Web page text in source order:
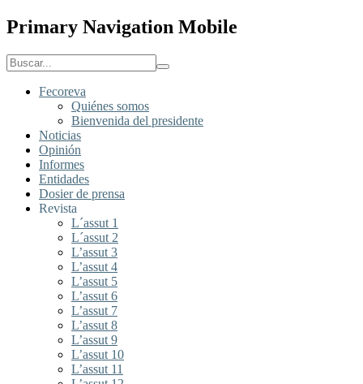
Primary Navigation Mobile
Fecoreva
Quiénes somos
Bienvenida del presidente
Noticias
Opinión
Informes
Entidades
Dosier de prensa
Revista
L´assut 1
L´assut 2
L’assut 3
L’assut 4
L’assut 5
L’assut 6
L’assut 7
L’assut 8
L’assut 9
L’assut 10
L’assut 11